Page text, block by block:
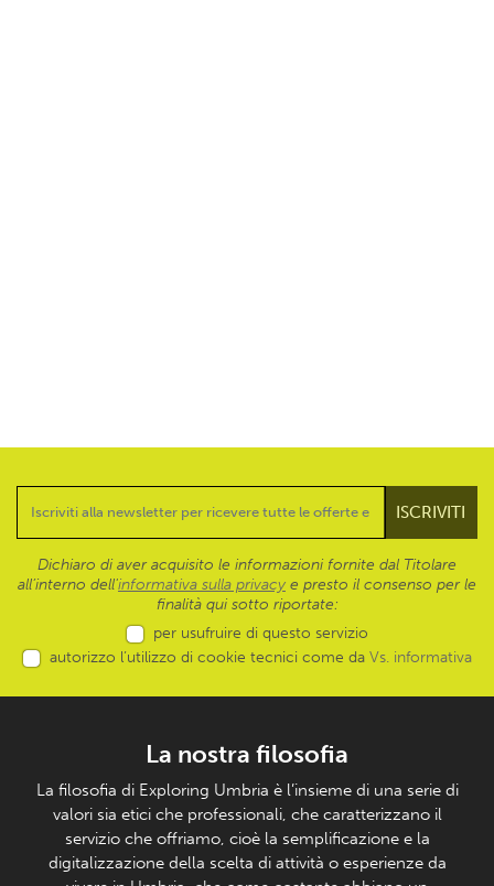
Dichiaro di aver acquisito le informazioni fornite dal Titolare
all’interno dell'informativa sulla privacy e presto il consenso per le
finalità qui sotto riportate:
per usufruire di questo servizio
autorizzo l’utilizzo di cookie tecnici come da Vs. informativa
La nostra filosofia
La filosofia di Exploring Umbria è l’insieme di una serie di
valori sia etici che professionali, che caratterizzano il
servizio che offriamo, cioè la semplificazione e la
digitalizzazione della scelta di attività o esperienze da